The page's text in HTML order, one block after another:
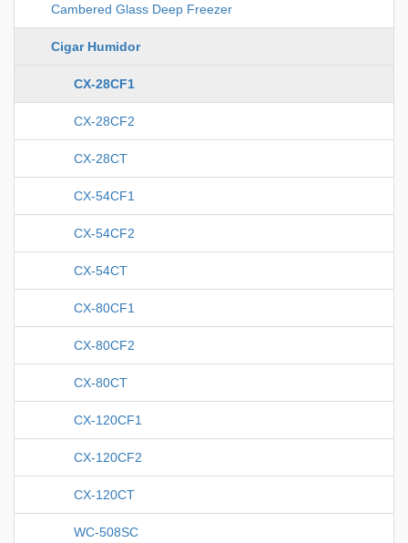
Cambered Glass Deep Freezer
Cigar Humidor
CX-28CF1
CX-28CF2
CX-28CT
CX-54CF1
CX-54CF2
CX-54CT
CX-80CF1
CX-80CF2
CX-80CT
CX-120CF1
CX-120CF2
CX-120CT
WC-508SC